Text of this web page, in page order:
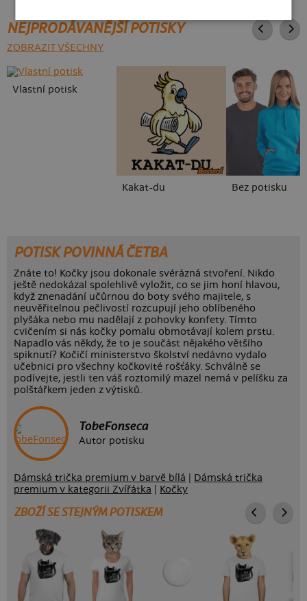
NEJPRODÁVANĚJŠÍ POTISKY
ZOBRAZIT VŠECHNY
Vlastní potisk
Kakat-du Bez potisku
POTISK POVINNÁ ČETBA
Znáte to! Kočky jsou dokonale svérázná stvoření. Nikdo
ještě nedokázal spolehlivě vyložit, co se jim honí hlavou,
když znenadání učůrnou do boty svého majitele, s
neuvěřitelnou pečlivostí rozcupují jeho oblíbeného
plyšáka nebo mu nadělají z pohovky konfety. Tímto
cvičením si nás kočky pomalu obmotávají kolem prstu.
Napadlo vás někdy, že to je součást nějakého většího
spiknutí? Kočičí ministerstvo školství nedávno vydalo
učebnici pro všechny kočkovité rošťáky. Schválně se
podívejte, jestli ten váš roztomilý mazel nemá v pelíšku za
polštářkem jeden z výtisků.
TobeFonseca
Autor potisku
Dámská trička premium v barvě bílá
Dámská trička
premium v kategorii Zvířátka
Kočky
ZBOŽÍ SE STEJNÝM POTISKEM